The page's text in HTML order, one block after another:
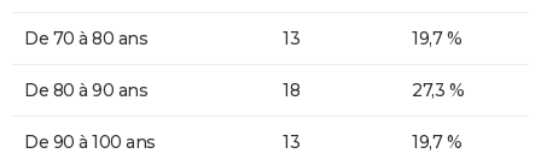
De 70 à 80 ans 13 19,7 %
De 80 à 90 ans 18 27,3 %
De 90 à 100 ans 13 19,7 %